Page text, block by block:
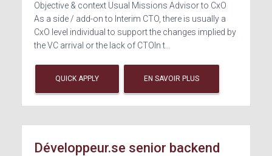
Objective & context Usual Missions Advisor to CxO
As a side / add-on to Interim CTO, there is usually a
CxO level individual to support the changes implied by
the VC arrival or the lack of CTOIn t...
QUICK APPLY EN SAVOIR PLUS
Développeur.se senior backend